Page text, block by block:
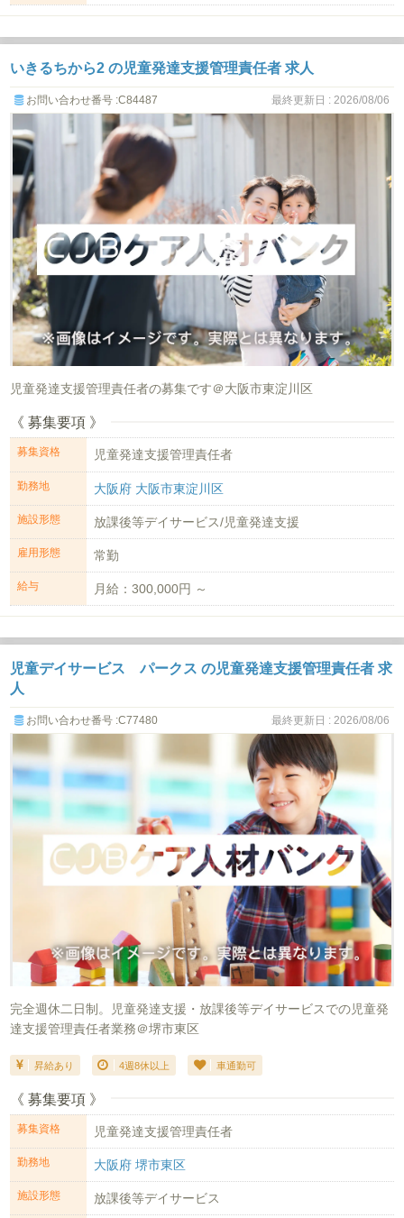
いきるちから2 の児童発達支援管理責任者 求人
お問い合わせ番号 :C84487 最終更新日 : 2026/08/06
児童発達支援管理責任者の募集です＠大阪市東淀川区
《 募集要項 》
募集資格 児童発達支援管理責任者
勤務地 大阪府 大阪市東淀川区
施設形態 放課後等デイサービス/児童発達支援
雇用形態 常勤
給与 月給：300,000円 ～
児童デイサービス パークス の児童発達支援管理責任者 求
人
お問い合わせ番号 :C77480 最終更新日 : 2026/08/06
完全週休二日制。児童発達支援・放課後等デイサービスでの児童発
達支援管理責任者業務＠堺市東区
昇給あり 4週8休以上 車通勤可
《 募集要項 》
募集資格 児童発達支援管理責任者
勤務地 大阪府 堺市東区
施設形態 放課後等デイサービス